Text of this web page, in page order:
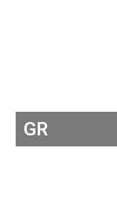
GR